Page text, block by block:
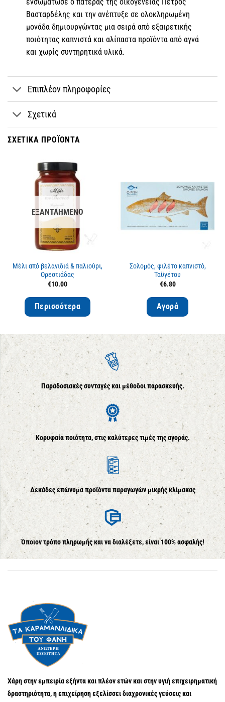
Βασταρδέλης και την ανέπτυξε σε ολοκληρωμένη
μονάδα δημιουργώντας μια σειρά από εξαιρετικής
ποιότητας καπνιστά και αλίπαστα προϊόντα από αγνά
και χωρίς συντηρητικά υλικά.
Επιπλέον πληροφορίες
Σχετικά
ΣΧΕΤΙΚΆ ΠΡΟΪΌΝΤΑ
ΕΞΑΝΤΛΗΜΈΝΟ
Μέλι από βελανιδιά & παλιούρι,
Ορεστιάδας
€10.00
Περισσότερα
Σολομός, φιλέτο καπνιστό,
Ταϋγέτου
€6.80
Αγορά
Παραδοσιακές συνταγές και μέθοδοι παρασκευής.
Κορυφαία ποιότητα, στις καλύτερες τιμές της αγοράς.
Δεκάδες επώνυμα προϊόντα παραγωγών μικρής κλίμακας
Όποιον τρόπο πληρωμής και να διαλέξετε, είναι 100% ασφαλής!
Χάρη στην εμπειρία εξήντα και πλέον ετών και στην υγιή επιχειρηματική
δραστηριότητα, η επιχείρηση εξελίσσει διαχρονικές γεύσεις και